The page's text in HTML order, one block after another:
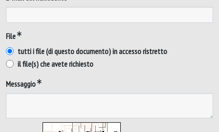
File
tutti i file (di questo documento) in accesso ristretto
il file(s) che avete richiesto
Messaggio